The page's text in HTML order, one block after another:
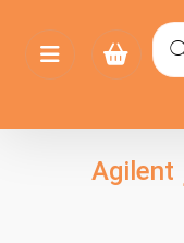
کاربردهای اتوسمپلر Agilent